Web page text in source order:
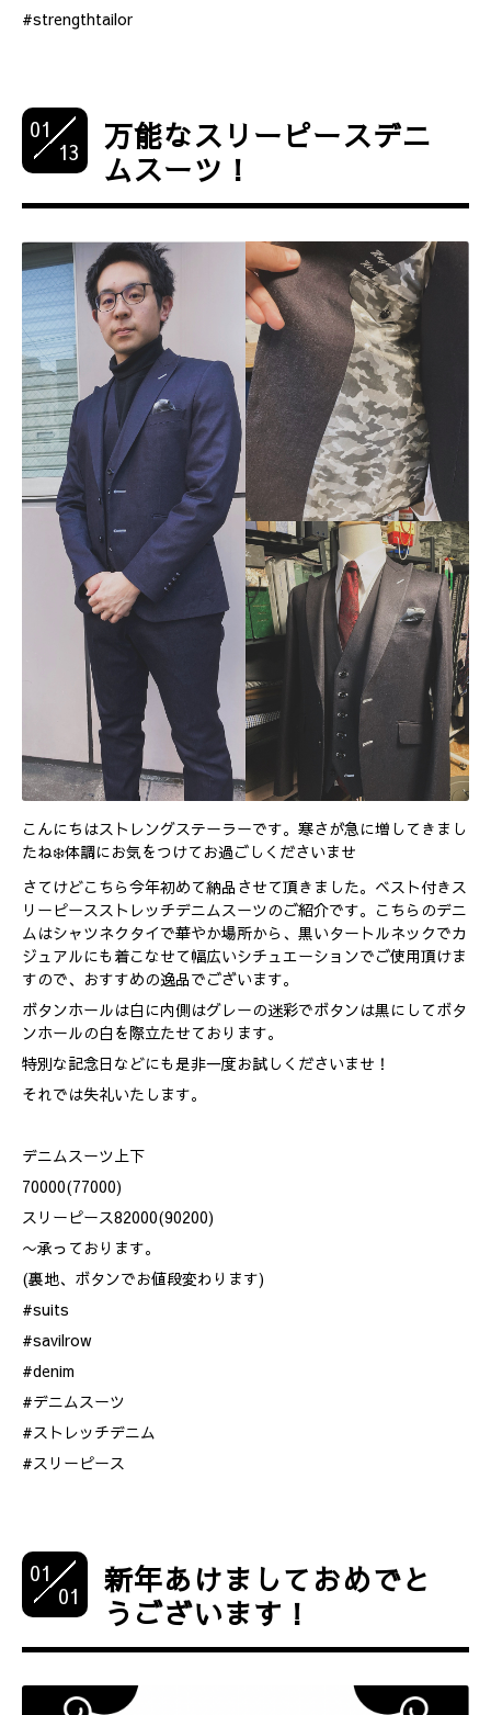
#strengthtailor
01
13
万能なスリーピースデニ
ムスーツ！
こんにちはストレングステーラーです。寒さが急に増してきまし
たね❄️体調にお気をつけてお過ごしくださいませ
さてけどこちら今年初めて納品させて頂きました。ベスト付きス
リーピースストレッチデニムスーツのご紹介です。こちらのデニ
ムはシャツネクタイで華やか場所から、黒いタートルネックでカ
ジュアルにも着こなせて幅広いシチュエーションでご使用頂けま
すので、おすすめの逸品でございます。
ボタンホールは白に内側はグレーの迷彩でボタンは黒にしてボタ
ンホールの白を際立たせております。
特別な記念日などにも是非一度お試しくださいませ！
それでは失礼いたします。
デニムスーツ上下
70000(77000)
スリーピース82000(90200)
〜承っております。
(裏地、ボタンでお値段変わります)
#suits
#savilrow
#denim
#デニムスーツ
#ストレッチデニム
#スリーピース
01
01
新年あけましておめでと
うございます！